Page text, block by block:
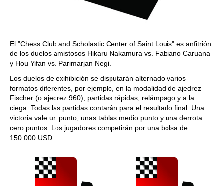
El "Chess Club and Scholastic Center of Saint Louis" es anfitrión
de los duelos amistosos Hikaru Nakamura vs. Fabiano Caruana
y Hou Yifan vs. Parimarjan Negi.
Los duelos de exihibición se disputarán alternado varios
formatos diferentes, por ejemplo, en la modalidad de ajedrez
Fischer (o ajedrez 960), partidas rápidas, relámpago y a la
ciega. Todas las partidas contarán para el resultado final. Una
victoria vale un punto, unas tablas medio punto y una derrota
cero puntos. Los jugadores competirán por una bolsa de
150.000 USD.